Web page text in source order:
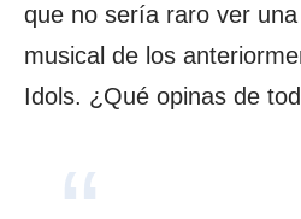
que no sería raro ver
musical de los
Idols. ¿Qué opinas de